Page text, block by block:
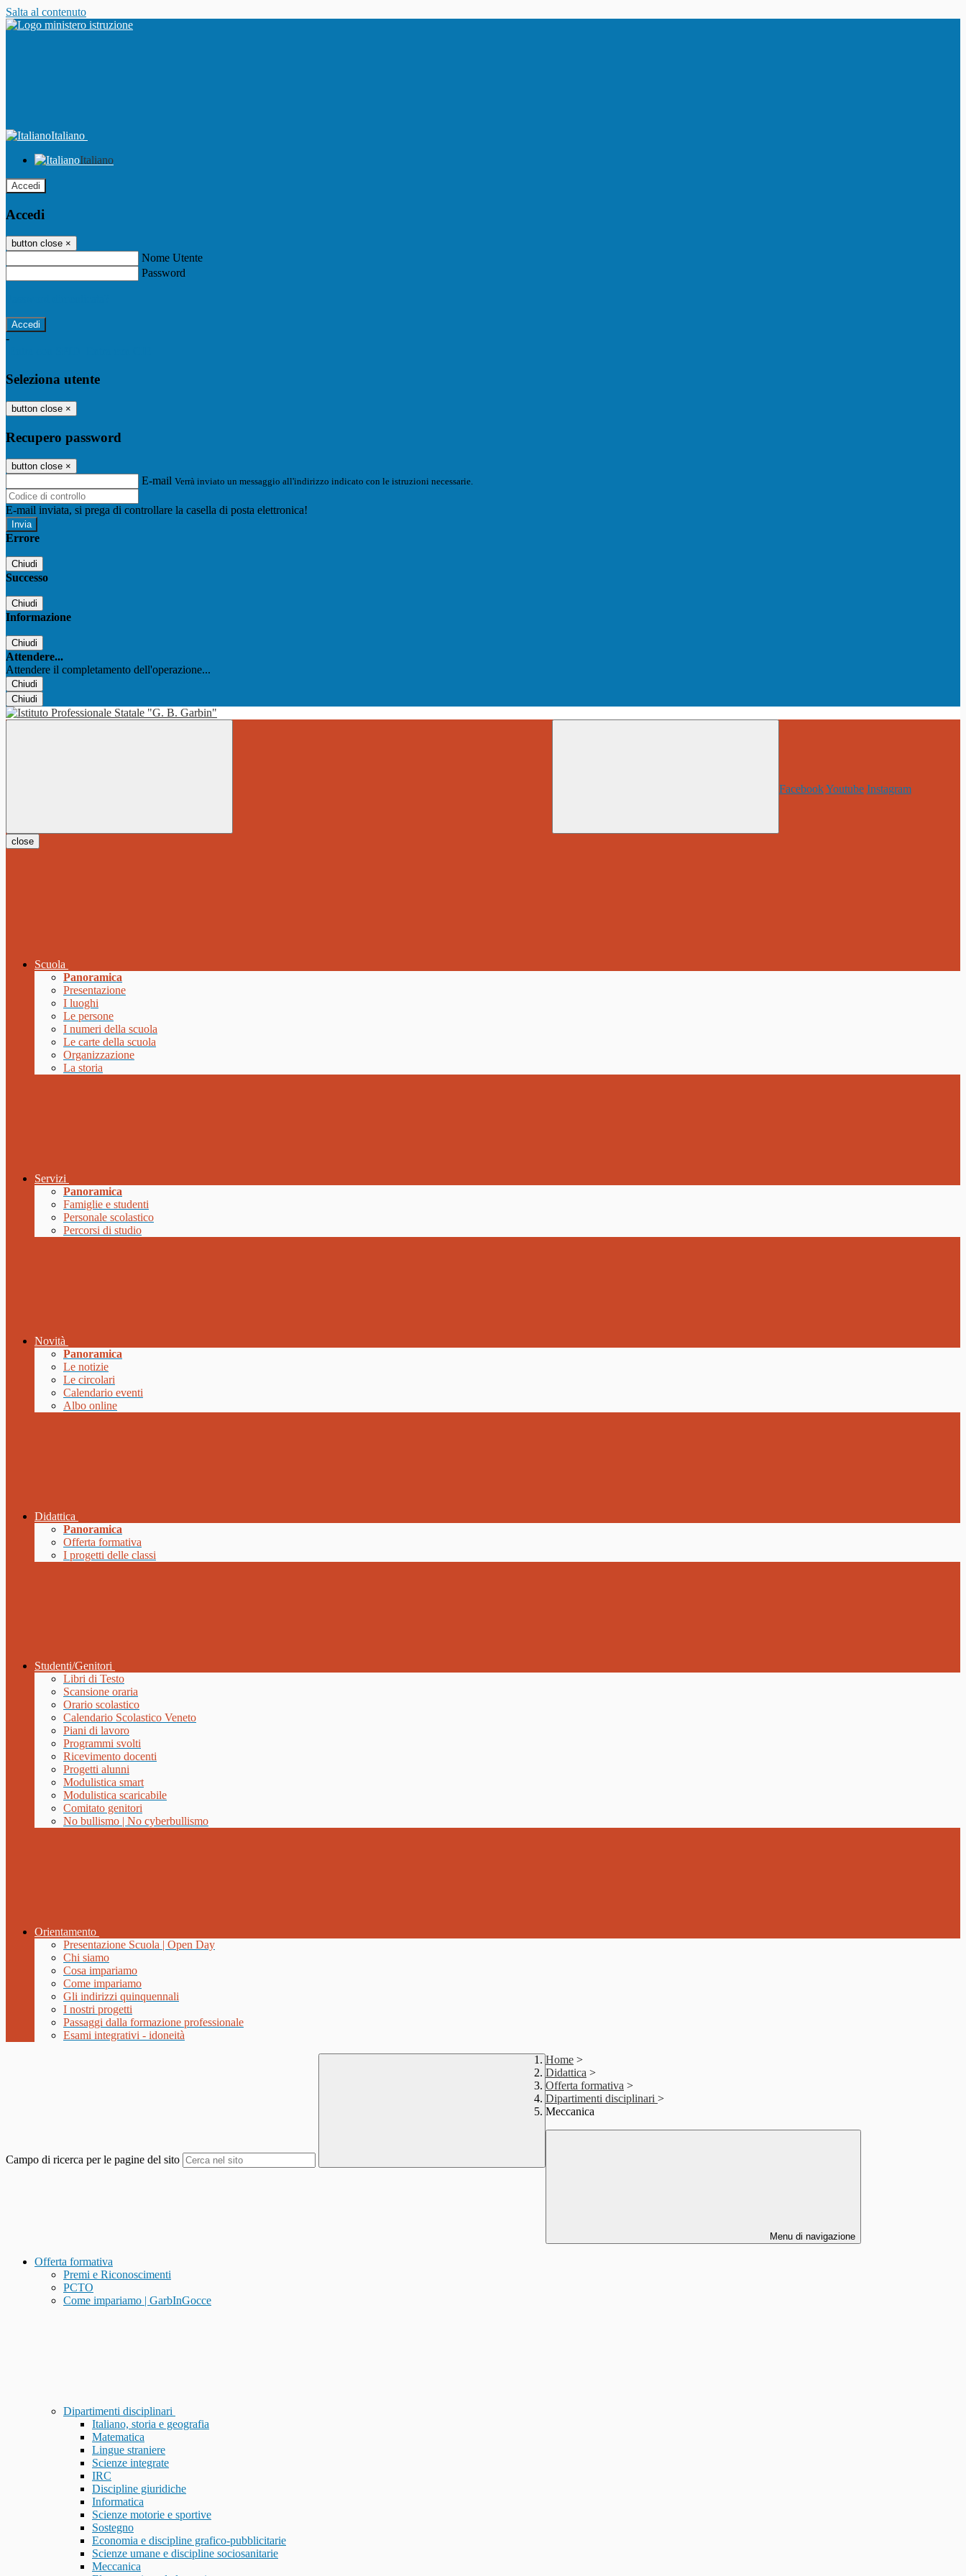
Salta al contenuto
Italiano
Italiano
Accedi
Accedi
button close ×
Nome Utente
Password
-
Seleziona utente
button close ×
Recupero password
button close ×
E-mail Verrà inviato un messaggio all'indirizzo indicato con le istruzioni necessarie.
E-mail inviata, si prega di controllare la casella di posta elettronica!
Errore
Chiudi
Successo
Chiudi
Informazione
Chiudi
Attendere...
Attendere il completamento dell'operazione...
Chiudi
Chiudi
FacebookYoutube Instagram
close
Scuola
Panoramica
Presentazione
I luoghi
Le persone
I numeri della scuola
Le carte della scuola
Organizzazione
La storia
Servizi
Panoramica
Famiglie e studenti
Personale scolastico
Percorsi di studio
Novità
Panoramica
Le notizie
Le circolari
Calendario eventi
Albo online
Didattica
Panoramica
Offerta formativa
I progetti delle classi
Studenti/Genitori
Libri di Testo
Scansione oraria
Orario scolastico
Calendario Scolastico Veneto
Piani di lavoro
Programmi svolti
Ricevimento docenti
Progetti alunni
Modulistica smart
Modulistica scaricabile
Comitato genitori
No bullismo | No cyberbullismo
Orientamento
Presentazione Scuola | Open Day
Chi siamo
Cosa impariamo
Come impariamo
Gli indirizzi quinquennali
I nostri progetti
Passaggi dalla formazione professionale
Esami integrativi - idoneità
Campo di ricerca per le pagine del sito
Home >
Didattica >
Offerta formativa >
Dipartimenti disciplinari >
Meccanica
Menu di navigazione
Offerta formativa
Premi e Riconoscimenti
PCTO
Come impariamo | GarbInGocce
Dipartimenti disciplinari
Italiano, storia e geografia
Matematica
Lingue straniere
Scienze integrate
IRC
Discipline giuridiche
Informatica
Scienze motorie e sportive
Sostegno
Economia e discipline grafico-pubblicitarie
Scienze umane e discipline sociosanitarie
Meccanica